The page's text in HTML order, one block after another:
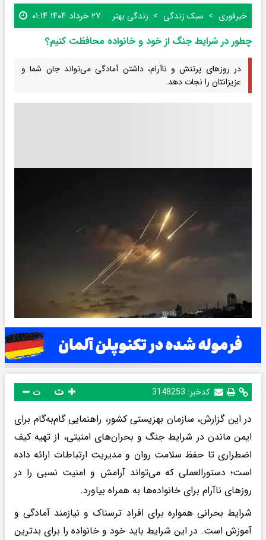
خبرفوری سبک زندگی زندگی بهتر ۲۷ خرداد ۱۴۰۴ ۰۱:۱۴
چطور در شرایط جنگ از خود و خانواده محافظت کنیم؟
در روزهای پرتنش و ناآرام، داشتن آمادگی می‌تواند جان شما و
عزیزانتان را نجات دهد.
کدخبر: 3148253 ت
در این گزارش، سازمان بهزیستی کشور، راهنمایی گام‌به‌گام برای
ایمن ماندن در شرایط جنگ و بحران‌های امنیتی، از تهیه کیف
اضطراری تا حفظ سلامت روان و مدیریت ارتباطات ارائه داده
است؛ دستورالعملی که می‌تواند آرامش و امنیت نسبی را در
روزهای ناآرام برای خانواده‌ها به همراه بیاورد.
شرایط بحرانی همواره برای افراد ترسناک و نیازمند آمادگی و
آموزش است. در این شرایط باید خود و خانواده را برای بدترین